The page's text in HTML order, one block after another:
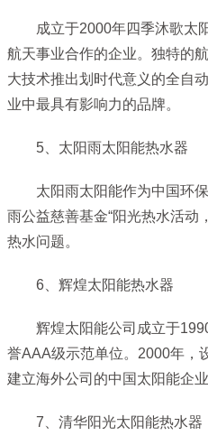
成立于2000年四季沐歌太
航天事业合作的企业。独特的
大技术推出划时代意义的全自
业中最具有影响力的品牌。
5、太阳雨太阳能热水器
太阳雨太阳能作为中国环
雨公益慈善基金“阳光热水活动
热水问题。
6、辉煌太阳能热水器
辉煌太阳能公司成立于
誉AAA级示范单位。2000年，
建立海外公司的中国太阳能企业
7、清华阳光太阳能热水器